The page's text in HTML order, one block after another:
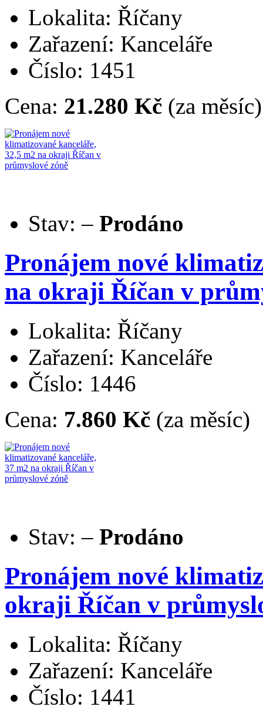
Lokalita: Říčany
Zařazení: Kanceláře
Číslo: 1451
Cena: 21.280 Kč (za měsíc)
Stav: – Prodáno
Pronájem nové
na okraji Říčan v
Lokalita: Říčany
Zařazení: Kanceláře
Číslo: 1446
Cena: 7.860 Kč (za měsíc)
Stav: – Prodáno
Pronájem nové
okraji Říčan v
Lokalita: Říčany
Zařazení: Kanceláře
Číslo: 1441